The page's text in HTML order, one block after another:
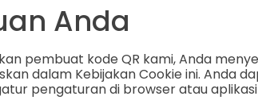
Anda
pembuat kode QR kami, Anda
dalam Kebijakan Cookie ini. Anda
pengaturan di browser atau